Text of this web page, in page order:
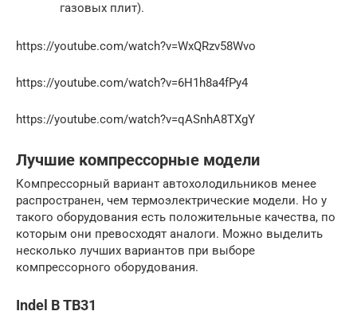
газовых плит).
https://youtube.com/watch?v=WxQRzv58Wvo
https://youtube.com/watch?v=6H1h8a4fPy4
https://youtube.com/watch?v=qASnhA8TXgY
Лучшие компрессорные модели
Компрессорный вариант автохолодильников менее
распространен, чем термоэлектрические модели. Но у
такого оборудования есть положительные качества, по
которым они превосходят аналоги. Можно выделить
несколько лучших вариантов при выборе
компрессорного оборудования.
Indel B TB31